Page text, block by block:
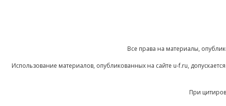
Все права на материалы,
Использование материалов, опубликованных на сайте u-f.ru,
При